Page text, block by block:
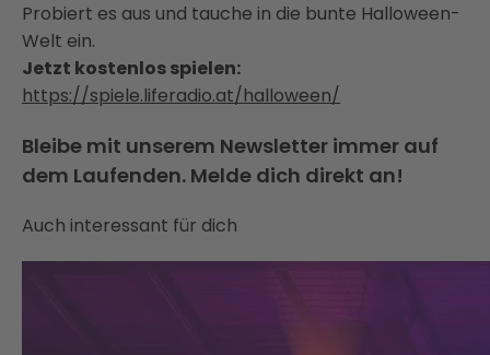
Probiert es aus und tauche in die bunte Halloween-
Welt ein.
Jetzt kostenlos spielen:
https://spiele.liferadio.at/halloween/
Bleibe mit unserem Newsletter immer auf
dem Laufenden. Melde dich direkt an!
Auch interessant für dich